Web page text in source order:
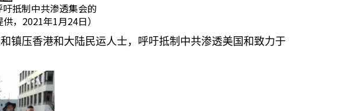
抵制中共渗透集会的
，2021年1月24日）
镇压香港和大陆民运人士，呼吁抵制中共渗透美国和致力于